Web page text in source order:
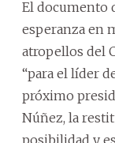
El documento
esperanza en
atropellos del
“para el líder
próximo
Núñez, la
posibilidad y